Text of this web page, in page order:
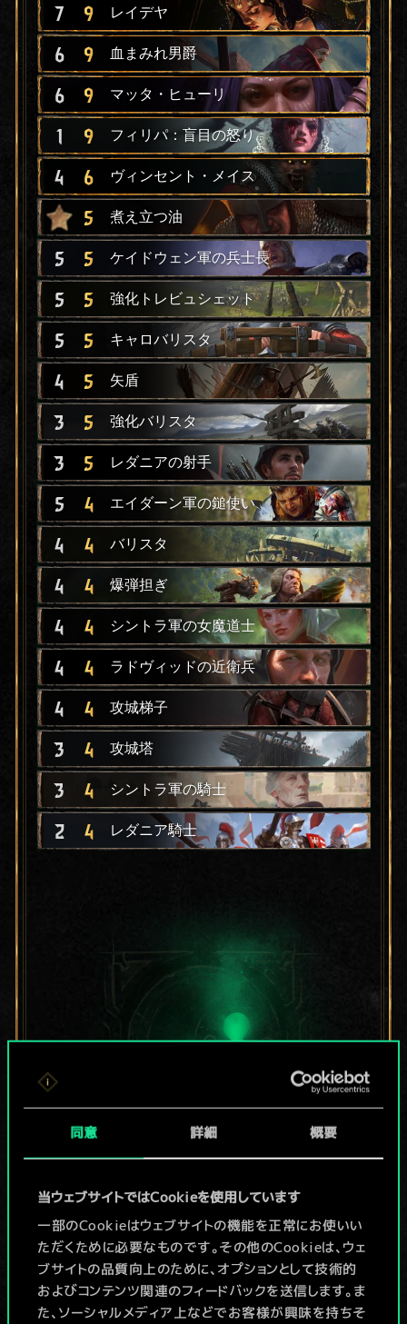
同意 詳細 概要
当ウェブサイトではCookieを使用しています
一部のCookieはウェブサイトの機能を正常にお使いい
ただくために必要なものです。その他のCookieは、ウェ
ブサイトの品質向上のために、オプションとして技術的
およびコンテンツ関連のフィードバックを送信します。ま
た、ソーシャルメディア上などでお客様が興味を持ちそ
7 9 レイデヤ
6 9 血まみれ男爵
6 9 マッタ・ヒューリ
1 9 フィリパ：盲目の怒り
4 6 ヴィンセント・メイス
5 煮え立つ油
5 5 ケイドウェン軍の兵士長
5 5 強化トレビュシェット
5 5 キャロバリスタ
4 5 矢盾
3 5 強化バリスタ
3 5 レダニアの射手
5 4 エイダーン軍の鎚使い
4 4 バリスタ
4 4 爆弾担ぎ
4 4 シントラ軍の女魔道士
4 4 ラドヴィッドの近衛兵
4 4 攻城梯子
3 4 攻城塔
3 4 シントラ軍の騎士
2 4 レダニア騎士
現在はまだこれし
か共有デッキがあ
りませんが、
続々追加中！